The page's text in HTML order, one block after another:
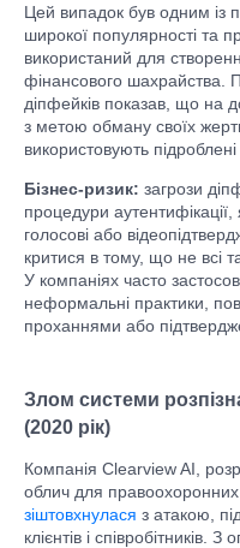
Цей випадок був одним із
широкої популярності та
використаний для
фінансового шахрайства.
діпфейків показав, що на
з метою обману своїх
використовують
Бізнес-ризик: загрози
процедури
голосові або
критися в тому, що не всі
У компаніях часто
неформальні практики,
проханнями або
Злом системи
(2020 рік)
Компанія Clearview AI,
облич для правоохоронних
зіштовхнулася з атакою,
клієнтів і співробітників.